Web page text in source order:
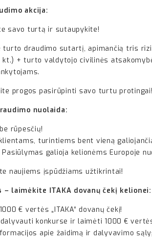
akcija:
savo turtą ir sutaupykite!
turto draudimo sutartį, apimančią tris
kt.) + turto valdytojo civilinės
progos pasirūpinti savo turtu protingai!
nuolaida:
rūpesčių!
turintiems bent vieną
galioja kelionėms Europoje
naujiems įspūdžiams užtikrintai!
– laimėkite ITAKA dovanų čekį kelionei:
€ vertės „ITAKA“ dovanų čekį!
konkurse ir laimėti 1000 €
apie žaidimą ir dalyvavimo